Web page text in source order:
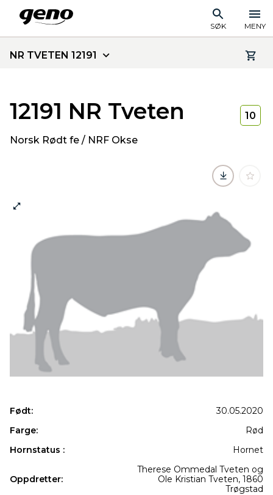
SØK MENY
NR TVETEN 12191
12191 NR Tveten
Norsk Rødt fe / NRF Okse
10
Født:
30.05.2020
Farge:
Rød
Hornstatus :
Hornet
Oppdretter:
Therese Ommedal Tveten og
Ole Kristian Tveten, 1860
Trøgstad